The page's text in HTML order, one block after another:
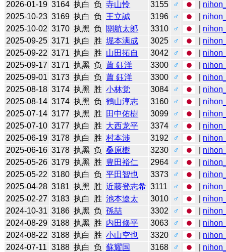
2026-01-19 3164 执白 负 寺山怜 3155 ♂
2025-10-23 3169 执白 负 王立誠 3196 ♂
2025-10-02 3170 执黑 负 關航太郞 3310 ♂
2025-09-25 3171 执白 胜 堀本满成 3025 ♂
2025-09-22 3171 执白 胜 山田拓自 3042 ♂
2025-09-17 3171 执黑 负 蕭 鈺洋 3300 ♂
2025-09-01 3173 执白 负 蕭 鈺洋 3300 ♂
2025-08-18 3174 执黑 胜 小林觉 3084 ♂
2025-08-14 3174 执黑 负 鶴山淳志 3160 ♂
2025-07-14 3177 执黑 胜 田中佑樹 3099 ♂
2025-07-10 3177 执白 胜 大西龙平 3374 ♂
2025-06-19 3178 执白 胜 村本渉 3192 ♂
2025-06-16 3178 执黑 负 桑原樹 3230 ♂
2025-05-26 3179 执黑 胜 豊田裕仁 2964 ♂
2025-05-22 3180 执白 负 平田智也 3373 ♂
2025-04-28 3181 执黑 胜 近藤登志希 3111 ♂
2025-02-27 3183 执白 胜 池本遼太 3010 ♂
2024-10-31 3186 执黑 负 孫喆 3302 ♂
2024-08-29 3188 执黑 胜 内田修平 3063 ♂
2024-08-22 3188 执白 胜 小山空也 3320 ♂
2024-07-11 3188 执白 负 蘇耀国 3168 ♂